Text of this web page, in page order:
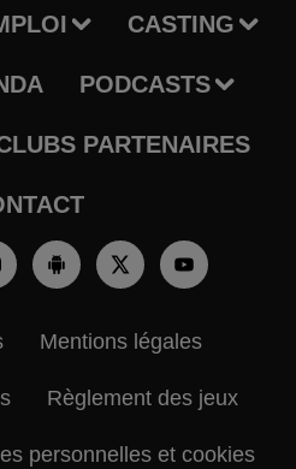
CASTING
PODCASTS
PARTENAIRES
Mentions légales
Règlement des jeux
personnelles et cookies